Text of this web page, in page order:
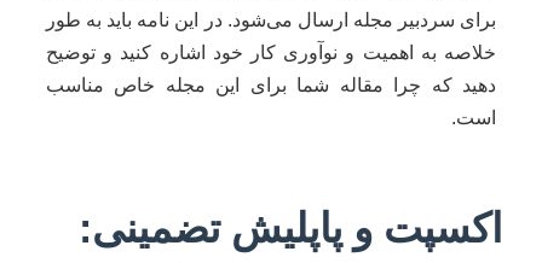
برای سردبیر مجله ارسال می‌شود. در این نامه باید به طور
خلاصه به اهمیت و نوآوری کار خود اشاره کنید و توضیح
دهید که چرا مقاله شما برای این مجله خاص مناسب
است.
اکسپت و پاپلیش تضمینی: